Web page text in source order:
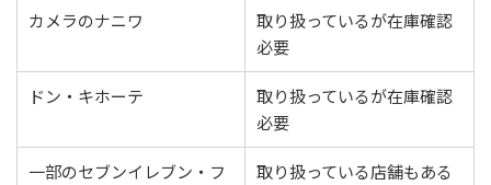
カメラのナニワ
取り扱っているが在庫確認
必要
ドン・キホーテ
取り扱っているが在庫確認
必要
一部のセブンイレブン・フ
取り扱っている店舗もある